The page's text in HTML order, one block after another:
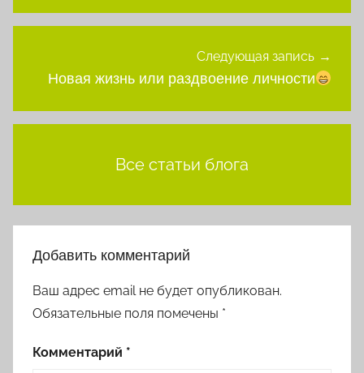
Следующая запись
Новая жизнь или раздвоение личности
Все статьи блога
Добавить комментарий
Ваш адрес email не будет опубликован.
Обязательные поля помечены *
Комментарий *